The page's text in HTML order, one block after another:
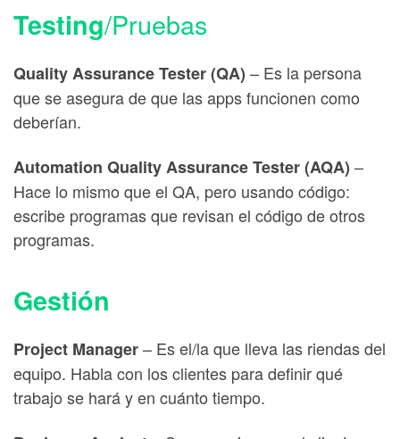
Testing/Pruebas
Quality Assurance Tester (QA) – Es la persona
que se asegura de que las apps funcionen como
deberían.
Automation Quality Assurance Tester (AQA) –
Hace lo mismo que el QA, pero usando código:
escribe programas que revisan el código de otros
programas.
Gestión
Project Manager– Es el/la que lleva las riendas del
equipo. Habla con los clientes para definir qué
trabajo se hará y en cuánto tiempo.